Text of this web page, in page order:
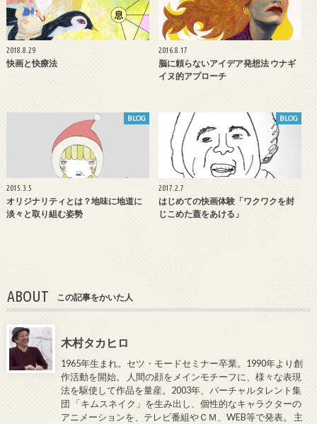
2018.8.29
快画と快療法
2016.8.17
脳に頼らないアイデア発想法 ウナギ
イヌ的アプローチ
BLOG
2015.3.5
オリジナリティとは？地味に地道に
淡々と取り組む姿勢
BLOG
2017.2.7
はじめての快画体験「ワクワクを封
じこめた蓋をあける」
ABOUT この記事をかいた人
木村タカヒロ
1965年生まれ。セツ・モードセミナー卒業。1990年より創
作活動を開始。 人間の顔をメインモチーフに、様々な表現
法を駆使して作品を量産。2003年、バーチャルタレント集
団 「キムスネイク」を生み出し、個性的なキャラクターの
アニメーションを、テレビ番組やＣＭ、WEB等で発表。 主